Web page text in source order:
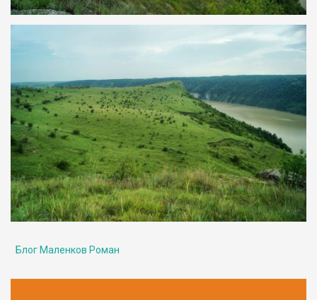
Блог Маленков Роман